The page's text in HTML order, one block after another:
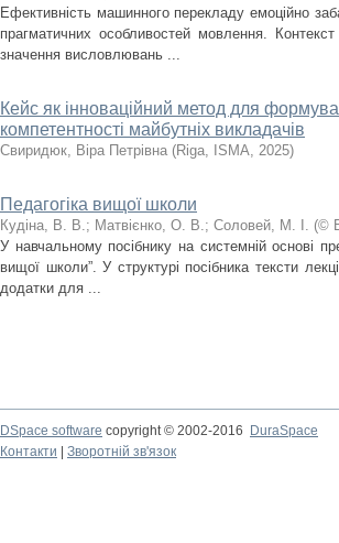
Ефективність машинного перекладу емоційно
прагматичних особливостей мовлення.
значення висловлювань ...
Кейс як інноваційний метод для
компетентності майбутніх викладачів
Свиридюк, Віра Петрівна (Riga, ISMA, 2025)
Педагогіка вищої школи
Кудіна, В. В.; Матвієнко, О. В.; Соловей, М. І. (©
У навчальному посібнику на системній основі
вищої школи”. У структурі посібника тексти
додатки для ...
DSpace software copyright © 2002-2016
DuraSpace
Контакти
Зворотній зв'язок